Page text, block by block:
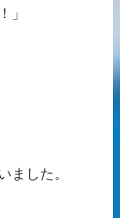
」
ました。